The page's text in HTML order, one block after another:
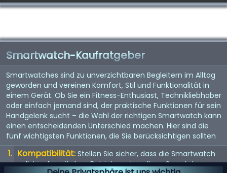
Smartwatch-Kaufratgeber
Smartwatches sind zu unverzichtbaren Begleitern im Alltag
geworden und vereinen Komfort, Stil und Funktionalität in
einem Gerät. Ob Sie ein Fitness-Enthusiast, Technikliebhaber
oder einfach jemand sind, der praktische Funktionen für sein
Handgelenk sucht – die Wahl der richtigen Smartwatch kann
einen entscheidenden Unterschied machen. Hier sind die
fünf wichtigsten Funktionen, die Sie berücksichtigen sollten
Kompatibilität: Stellen Sie sicher, dass die Smartwatch
vollständig mit dem Betriebssystem Ihres Smartphones